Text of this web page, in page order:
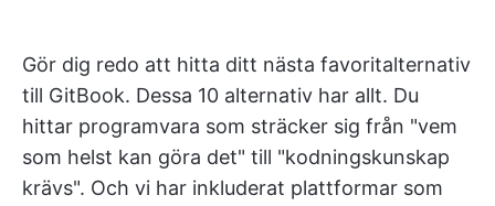
Gör dig redo att hitta ditt nästa favoritalternativ
till GitBook. Dessa 10 alternativ har allt. Du
hittar programvara som sträcker sig från "vem
som helst kan göra det" till "kodningskunskap
krävs". Och vi har inkluderat plattformar som